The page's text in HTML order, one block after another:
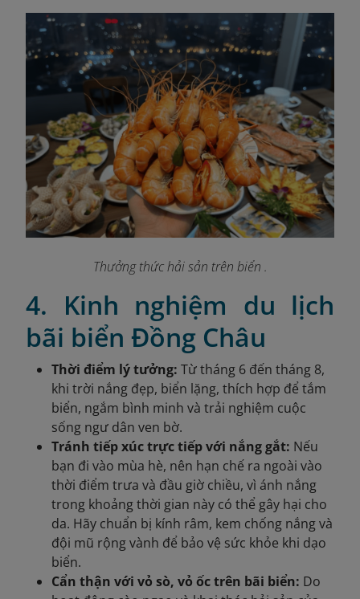
Thưởng thức hải sản trên biển .
4. Kinh nghiệm du lịch
bãi biển Đồng Châu
Thời điểm lý tưởng: Từ tháng 6 đến tháng 8,
khi trời nắng đẹp, biển lặng, thích hợp để tắm
biển, ngắm bình minh và trải nghiệm cuộc
sống ngư dân ven bờ.
Tránh tiếp xúc trực tiếp với nắng gắt: Nếu
bạn đi vào mùa hè, nên hạn chế ra ngoài vào
thời điểm trưa và đầu giờ chiều, vì ánh nắng
trong khoảng thời gian này có thể gây hại cho
da. Hãy chuẩn bị kính râm, kem chống nắng và
đội mũ rộng vành để bảo vệ sức khỏe khi dạo
biển.
Cẩn thận với vỏ sò, vỏ ốc trên bãi biển: Do